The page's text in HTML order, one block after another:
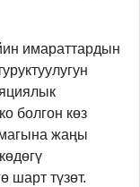
имараттардын
болгон көз
жаңы
шарт түзөт.